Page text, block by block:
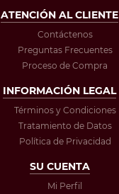
ATENCIÓN AL CLIENTE
Contáctenos
Preguntas Frecuentes
Proceso de Compra
INFORMACIÓN LEGAL
Términos y Condiciones
Tratamiento de Datos
Política de Privacidad
SU CUENTA
Mi Perfil